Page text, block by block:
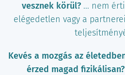
vesznek körül? ... nem
elégedetlen vagy a
Kevés a mozgás az
érzed magad fizikálisan?